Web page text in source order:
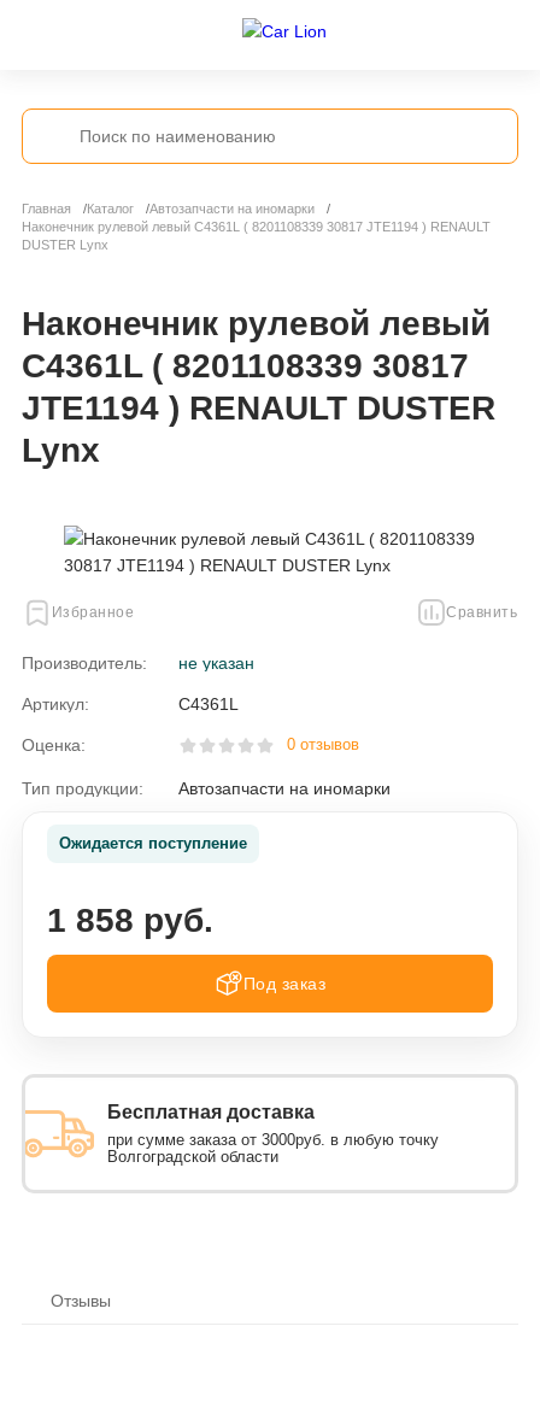
Главная Каталог
Автозапчасти на иномарки
Наконечник рулевой левый C4361L ( 8201108339 30817 JTE1194 ) RENAULT
DUSTER Lynx
Наконечник рулевой левый
C4361L ( 8201108339 30817
JTE1194 ) RENAULT DUSTER
Lynx
Избранное Сравнить
Производитель: не указан
Артикул: C4361L
Оценка: 0 отзывов
Тип продукции: Автозапчасти на иномарки
Ожидается поступление
1 858 руб.
Под заказ
Бесплатная доставка
при сумме заказа от 3000руб. в любую точку
Волгоградской области
Отзывы